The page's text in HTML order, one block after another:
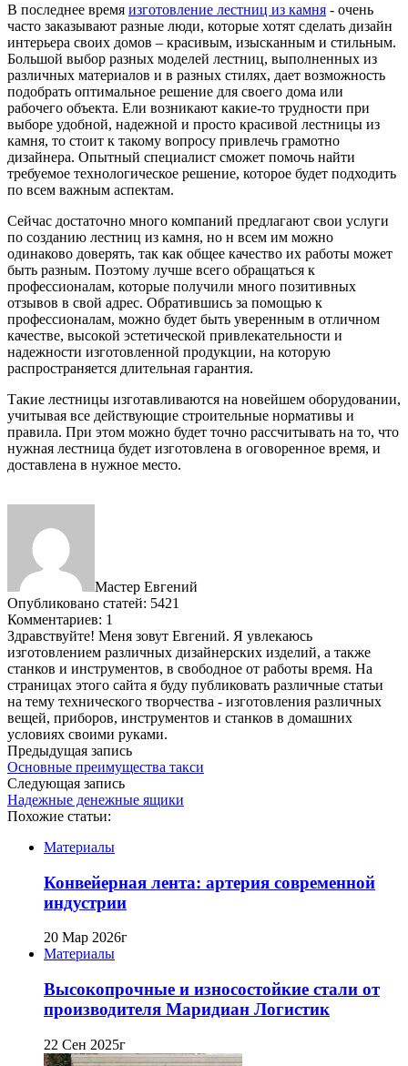
В последнее время изготовление лестниц из камня - очень
часто заказывают разные люди, которые хотят сделать дизайн
интерьера своих домов – красивым, изысканным и стильным.
Большой выбор разных моделей лестниц, выполненных из
различных материалов и в разных стилях, дает возможность
подобрать оптимальное решение для своего дома или
рабочего объекта. Ели возникают какие-то трудности при
выборе удобной, надежной и просто красивой лестницы из
камня, то стоит к такому вопросу привлечь грамотно
дизайнера. Опытный специалист сможет помочь найти
требуемое технологическое решение, которое будет подходить
по всем важным аспектам.
Сейчас достаточно много компаний предлагают свои услуги
по созданию лестниц из камня, но н всем им можно
одинаково доверять, так как общее качество их работы может
быть разным. Поэтому лучше всего обращаться к
профессионалам, которые получили много позитивных
отзывов в свой адрес. Обратившись за помощью к
профессионалам, можно будет быть уверенным в отличном
качестве, высокой эстетической привлекательности и
надежности изготовленной продукции, на которую
распространяется длительная гарантия.
Такие лестницы изготавливаются на новейшем оборудовании,
учитывая все действующие строительные нормативы и
правила. При этом можно будет точно рассчитывать на то, что
нужная лестница будет изготовлена в оговоренное время, и
доставлена в нужное место.
Мастер Евгений
Опубликовано статей: 5421
Комментариев: 1
Здравствуйте! Меня зовут Евгений. Я увлекаюсь
изготовлением различных дизайнерских изделий, а также
станков и инструментов, в свободное от работы время. На
страницах этого сайта я буду публиковать различные статьи
на тему технического творчества - изготовления различных
вещей, приборов, инструментов и станков в домашних
условиях своими руками.
Предыдущая запись
Основные преимущества такси
Следующая запись
Надежные денежные ящики
Похожие статьи:
Материалы
Конвейерная лента: артерия современной
индустрии
20 Мар 2026г
Материалы
Высокопрочные и износостойкие стали от
производителя Маридиан Логистик
22 Сен 2025г